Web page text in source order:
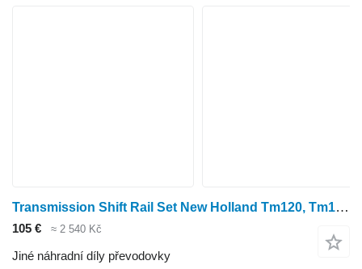
Transmission Shift Rail Set New Holland Tm120, Tm130 Transmission Shift Rail Set 5164809, 5164814, 51800 pro kolového traktoru New Holland Tm120, Tm130
105 € ≈ 2 540 Kč
Jiné náhradní díly převodovky